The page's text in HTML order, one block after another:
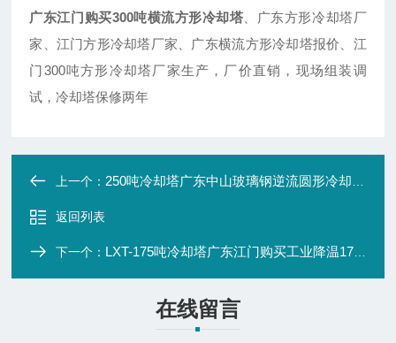
广东江门购买300吨横流方形冷却塔 、广东方形冷却塔厂
家、江门方形冷却塔厂家、广东横流方形冷却塔报价、江
门300吨方形冷却塔厂家生产，厂价直销，现场组装调
试，冷却塔保修两年
上一个：250吨冷却塔广东中山玻璃钢逆流圆形冷却塔现货直销
返回列表
下一个： LXT-175吨冷却塔广东江门购买工业降温175吨圆形冷却塔
在线留言